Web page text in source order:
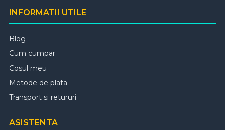
INFORMATII UTILE
Blog
Cum cumpar
Cosul meu
Metode de plata
Transport si retururi
ASISTENTA